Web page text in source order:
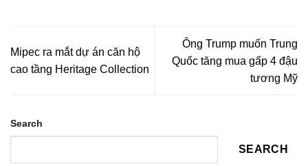
Mipec ra mắt dự án căn hộ
cao tầng Heritage Collection
Ông Trump muốn Trung
Quốc tăng mua gấp 4 đậu
tương Mỹ
Search
SEARCH